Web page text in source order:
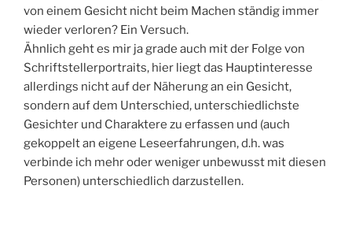
von einem Gesicht nicht beim Machen ständig immer
wieder verloren? Ein Versuch.
Ähnlich geht es mir ja grade auch mit der Folge von
Schriftstellerportraits, hier liegt das Hauptinteresse
allerdings nicht auf der Näherung an ein Gesicht,
sondern auf dem Unterschied, unterschiedlichste
Gesichter und Charaktere zu erfassen und (auch
gekoppelt an eigene Leseerfahrungen, d.h. was
verbinde ich mehr oder weniger unbewusst mit diesen
Personen) unterschiedlich darzustellen.